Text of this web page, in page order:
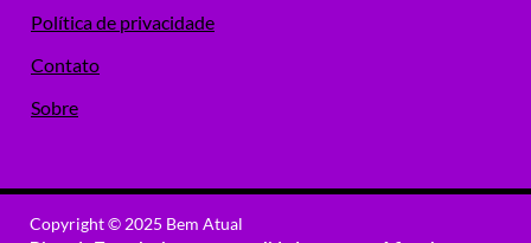
Política de privacidade
Contato
Sobre
Copyright © 2025 Bem Atual